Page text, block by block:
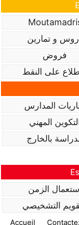
و تمارين
فروض
على النقط
المدارس
التكوين المهني
بالخارج
الزمن
التشخيصي
Accueil